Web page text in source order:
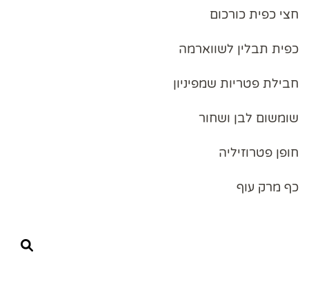
חצי כפית כורכום
כפית תבלין לשווארמה
חבילת פטריות שמפיניון
שומשום לבן ושחור
חופן פטרוזיליה
כף מרק עוף